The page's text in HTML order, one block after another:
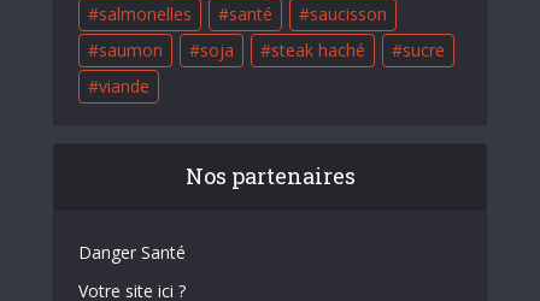
salmonelles
santé
saucisson
saumon
soja steak haché
sucre
viande
Nos partenaires
Danger Santé
Votre site ici ?